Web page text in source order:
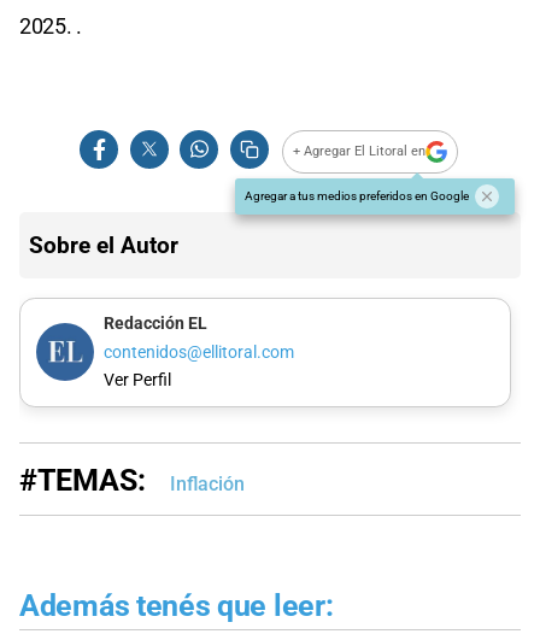
2025. .
+ Agregar El Litoral en
Agregar a tus medios preferidos en Google
Sobre el Autor
Redacción EL
contenidos@ellitoral.com
Ver Perfil
#TEMAS: Inflación
Además tenés que leer: